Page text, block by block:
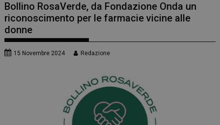
Bollino RosaVerde, da Fondazione Onda un
riconoscimento per le farmacie vicine alle
donne
15 Novembre 2024 Redazione